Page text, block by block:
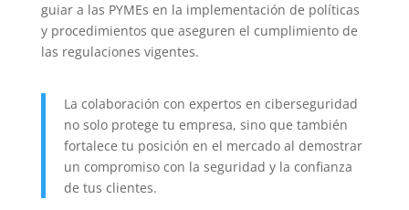
guiar a las PYMEs en la implementación de políticas
y procedimientos que aseguren el cumplimiento de
las regulaciones vigentes.
La colaboración con expertos en ciberseguridad
no solo protege tu empresa, sino que también
fortalece tu posición en el mercado al demostrar
un compromiso con la seguridad y la confianza
de tus clientes.